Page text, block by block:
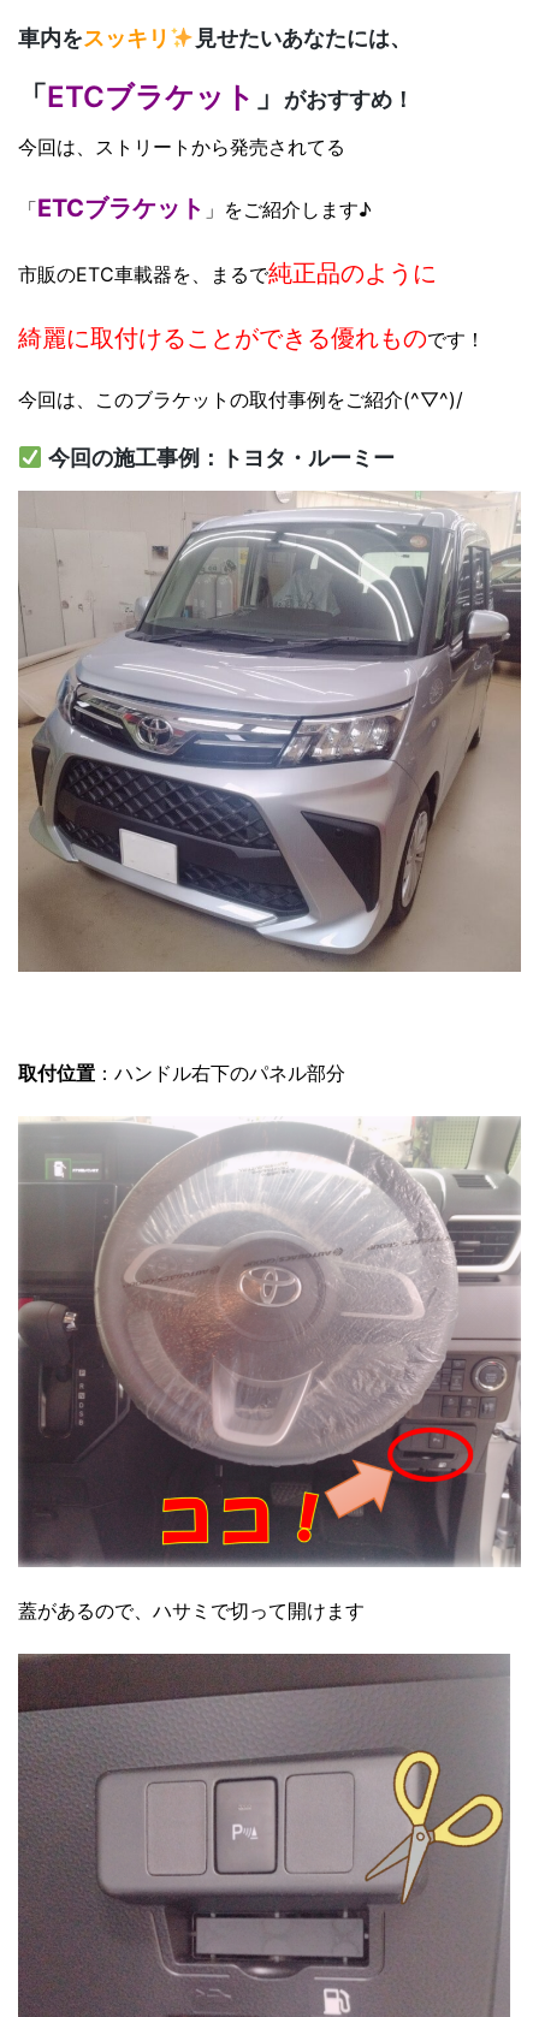
車内をスッキリ 見せたいあなたには、
「ETCブラケット 」 がおすすめ！
今回は、ストリートから発売されてる
「ETCブラケット 」をご紹介します♪
市販のETC車載器を、まるで純正品のように
綺麗に取付けることができる優れものです！
今回は、このブラケットの取付事例をご紹介(^▽^)/
今回の施工事例：トヨタ・ルーミー
取付位置 ：ハンドル右下のパネル部分
蓋があるので、ハサミで切って開けます